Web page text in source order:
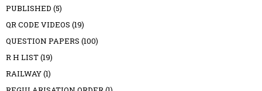
PUBLISHED (5)
QR CODE VIDEOS (19)
QUESTION PAPERS (100)
R H LIST(19)
RAILWAY(1)